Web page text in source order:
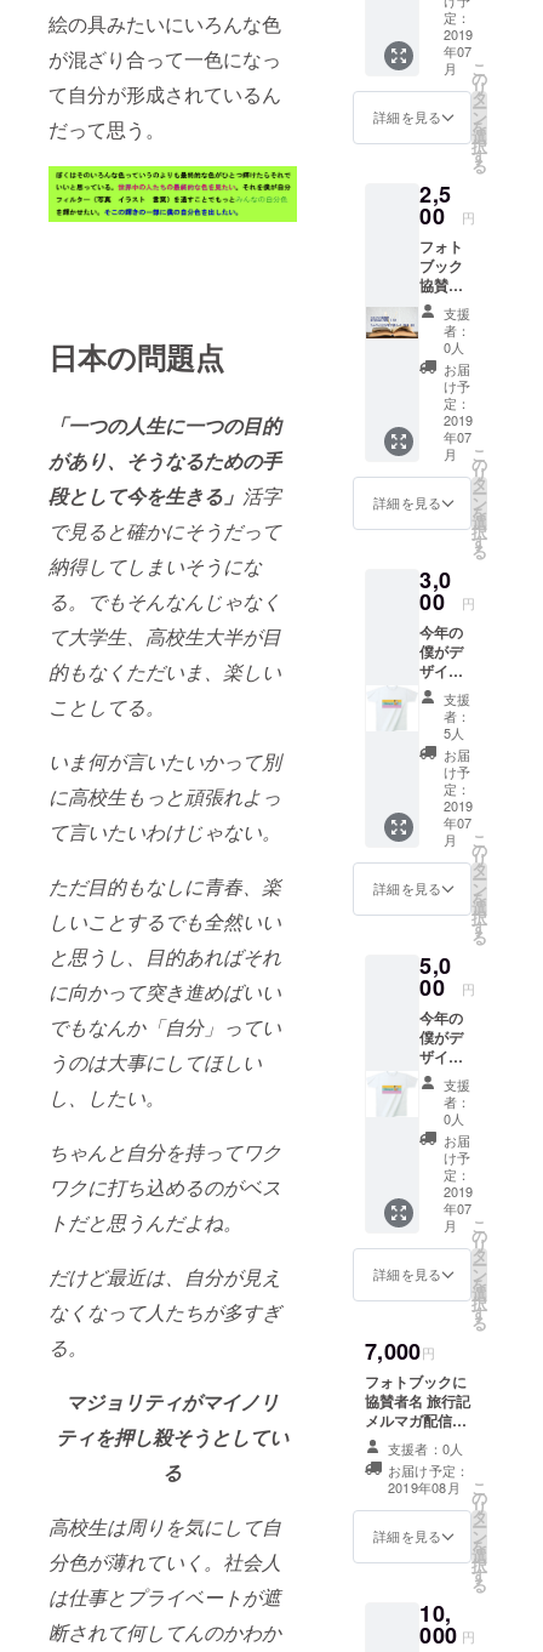
絵の具みたいにいろんな色
が混ざり合って一色になっ
て自分が形成されているん
だって思う。
日本の問題点
「一つの人生に一つの目的
があり、そうなるための手
段として今を生きる」 活字
で見ると確かにそうだって
納得してしまいそうにな
る。でもそんなんじゃなく
て大学生、高校生大半が目
的もなくただいま、楽しい
ことしてる。
いま何が言いたいかって別
に高校生もっと頑張れよっ
て言いたいわけじゃない。
ただ目的もなしに青春、楽
しいことするでも全然いい
と思うし、目的あればそれ
に向かって突き進めばいい
でもなんか「自分」ってい
うのは大事にしてほしい
し、したい。
ちゃんと自分を持ってワク
ワクに打ち込めるのがベス
トだと思うんだよね。
だけど最近は、自分が見え
なくなって人たちが多すぎ
る。
マジョリティがマイノリ
ティを押し殺そうとしてい
る
高校生は周りを気にして自
分色が薄れていく。社会人
は仕事とプライベートが遮
断されて何してんのかわか
まで）
を御提
供いた
しま
す。 有
効期限
１日ま
で ※支
援時、
必ず備
考欄に
ご希望
のお名
前をご
記入く
ださ
い。 記
入のな
い場合
CAMPF
IREの
ユー
ます。
ご了承
い。
定：
2019
年07
月
詳細を見る
こ
の
リ
タ
ー
ン
を
選
択
す
る
2,5
00 円
フォト
ブック
協賛者
名 旅行
記メル
マガ配
信 ８
月中
フォト
ブック
にない
写真作
品デー
タ DL
権 ５
枚 ※支
必ず備
考欄に
ご希望
のお名
前をご
記入く
ださ
い。 記
入のな
い場合
CAMPF
IREの
ユー
ザー名
を掲載
いたし
い。
支援
者：
0人
お届
け予
定：
2019
年07
月
詳細を見る
こ
の
リ
タ
ー
ン
を
選
択
す
る
3,0
00 円
今年の
僕がデ
ザイン
した10
人11色T
シャツ
１枚 綿
100％
アッ
シュ、
ミック
スグ
レー：
綿
90％、
ポリエ
10％
United
Athle
5.6オン
ス
厚めの
生地に
なって
いま
す。
支援
者：
5人
お届
け予
定：
2019
年07
月
詳細を見る
こ
の
リ
タ
ー
ン
を
選
択
す
る
5,0
00 円
今年の
僕がデ
ザイン
した10
人11色
シャツ
２枚 ＊
綿100％
アッ
シュ、
ミック
スグ
レー：
綿
90％、
ポリエ
10％
United
Athle
5.6オン
ス
厚めの
生地に
なって
いま
支援
者：
0人
お届
け予
定：
2019
年07
月
詳細を見る
こ
の
リ
タ
ー
ン
を
選
択
す
る
7,000円
フォトブックに
協賛者名 旅行記
メルマガ配信
８月中 フォト
ブック 備考欄
に名前の記入お
願いします。 ＊
今回作成する
フォトブックの
が、30P以 上、
フルカラーとな
支援者：0人
お届け予定：
2019年08月
詳細を見る
こ
の
リ
タ
ー
ン
を
選
択
す
る
10,
000 円